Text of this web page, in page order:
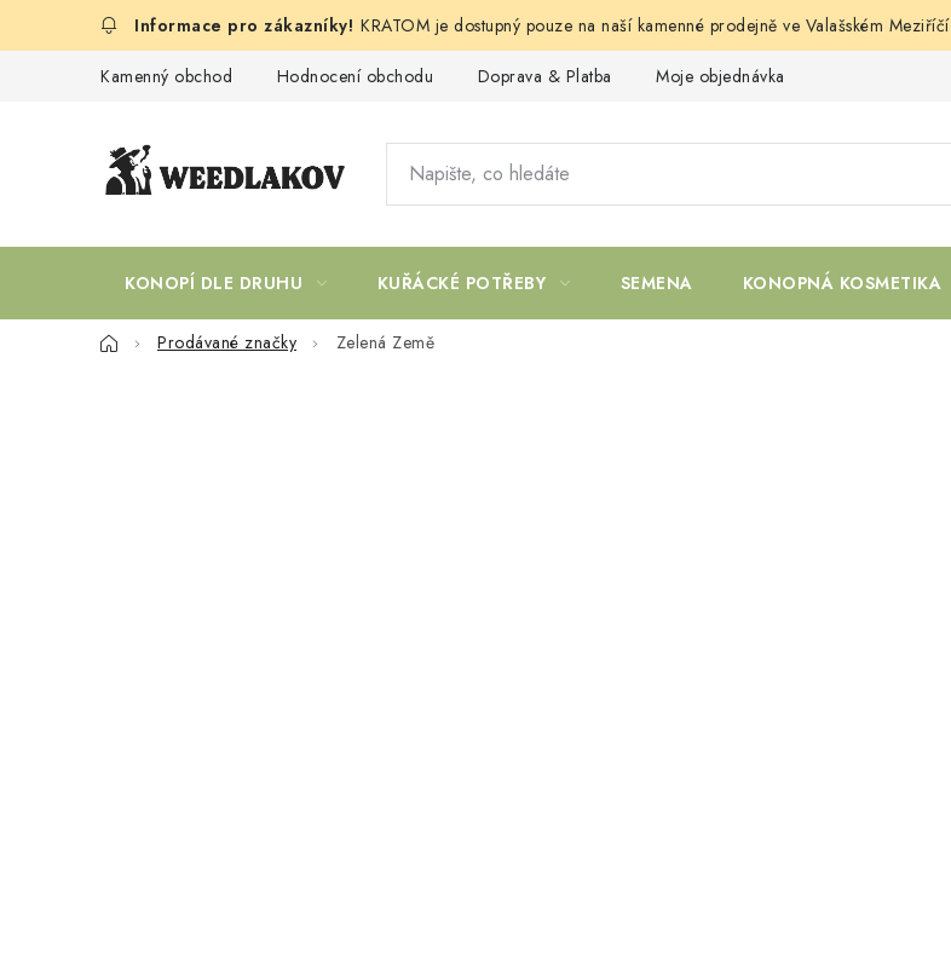
KRATOM je dostupný pouze na naší kamenné prodejně ve Valašském Meziříčí
Kamenný obchod Hodnocení obchodu Doprava & Platba Moje objednávka
KONOPÍ DLE DRUHU KUŘÁCKÉ POTŘEBY SEMENA KONOPNÁ KOSMETIKA
DomůProdávané značky Zelená Země